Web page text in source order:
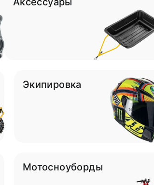
Экипировка
Мотосноуборды